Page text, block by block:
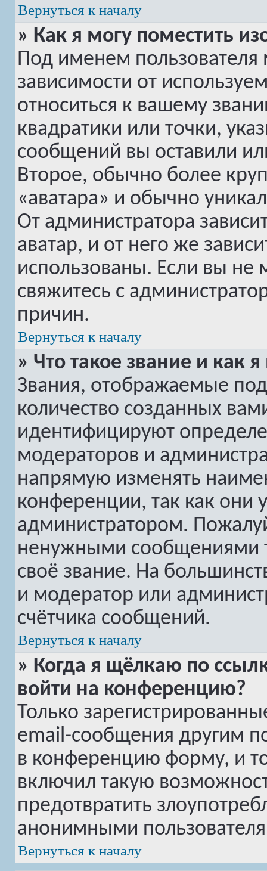
Вернуться к началу
» Как я могу поместить
Под именем пользователя
зависимости от
относиться к вашему
квадратики или точки,
сообщений вы оставили
Второе, обычно более
«аватара» и обычно
От администратора
аватар, и от него же
использованы. Если вы не
свяжитесь с
причин.
Вернуться к началу
» Что такое звание и как
Звания, отображаемые
количество созданных
идентифицируют
модераторов и
напрямую изменять
конференции, так как они
администратором.
ненужными сообщениями
своё звание. На
и модератор или
счётчика сообщений.
Вернуться к началу
» Когда я щёлкаю по
войти на конференцию?
Только
email-сообщения другим
в конференцию форму, и
включил такую
предотвратить
анонимными
Вернуться к началу